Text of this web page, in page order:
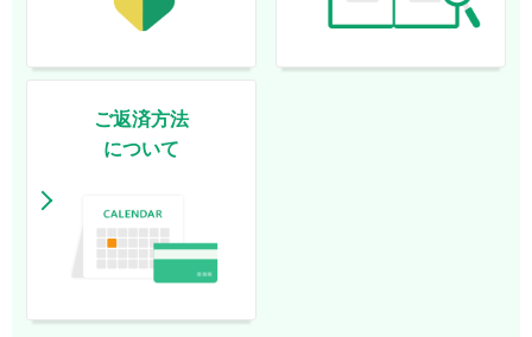
ご返済方法
について